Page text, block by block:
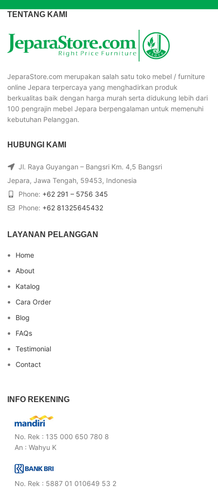
TENTANG KAMI
JeparaStore.com merupakan salah satu toko mebel / furniture
online Jepara terpercaya yang menghadirkan produk
berkualitas baik dengan harga murah serta didukung lebih dari
100 pengrajin mebel Jepara berpengalaman untuk memenuhi
kebutuhan Pelanggan.
HUBUNGI KAMI
Jl. Raya Guyangan – Bangsri Km. 4,5 Bangsri
Jepara, Jawa Tengah, 59453, Indonesia
Phone: +62 291 – 5756 345
Phone: +62 81325645432
LAYANAN PELANGGAN
Home
About
Katalog
Cara Order
Blog
FAQs
Testimonial
Contact
INFO REKENING
No. Rek : 135 000 650 780 8
An : Wahyu K
No. Rek : 5887 01 010649 53 2